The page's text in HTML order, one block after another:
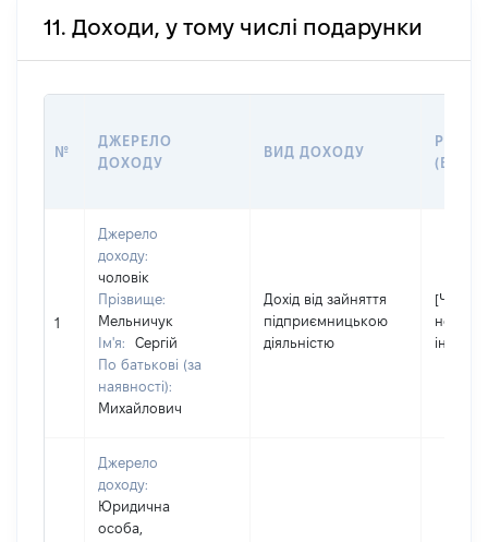
11. Доходи, у тому числі подарунки
№
ДЖЕРЕЛО
ДОХОДУ
ВИД ДОХОДУ
1
Джерело
доходу:
чоловік
Прізвище:
Мельничук
Ім'я:
Сергій
По батькові (за
наявності):
Михайлович
Дохід від зайняття
підприємницькою
діяльністю
[Член
не
Джерело
доходу:
Юридична
особа,